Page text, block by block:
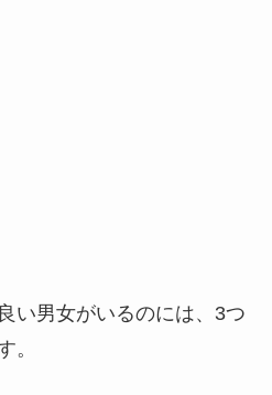
い男女がいるのには、3つ
。